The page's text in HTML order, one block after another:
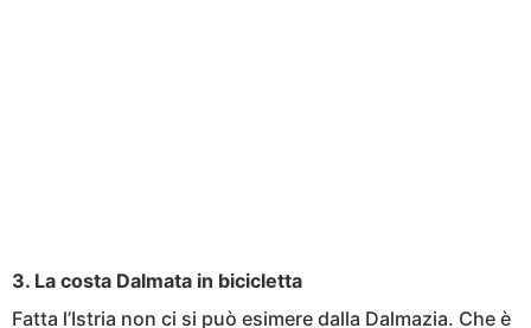
3. La costa Dalmata in bicicletta
Fatta l’Istria non ci si può esimere dalla Dalmazia. Che è